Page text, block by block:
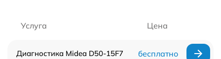
Услуга Цена
Диагностика Midea D50-15F7 бесплатно